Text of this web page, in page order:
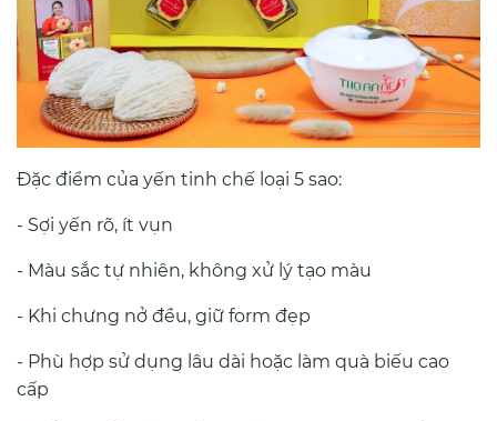
Đặc điểm của yến tinh chế loại 5 sao:
- Sợi yến rõ, ít vụn
- Màu sắc tự nhiên, không xử lý tạo màu
- Khi chưng nở đều, giữ form đẹp
- Phù hợp sử dụng lâu dài hoặc làm quà biếu cao
cấp